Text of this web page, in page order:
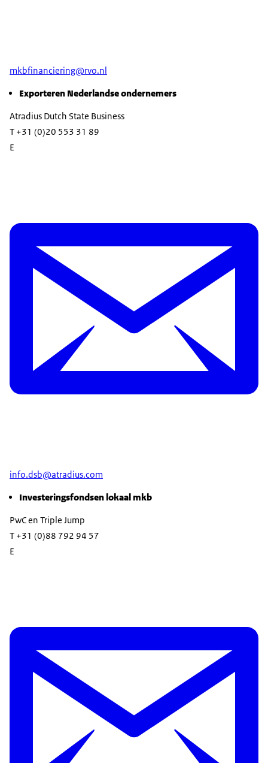
mkbfinanciering@rvo.nl
Exporteren Nederlandse ondernemers
Atradius Dutch State Business
T +31 (0)20 553 31 89
E
info.dsb@atradius.com
Investeringsfondsen lokaal mkb
PwC en Triple Jump
T +31 (0)88 792 94 57
E